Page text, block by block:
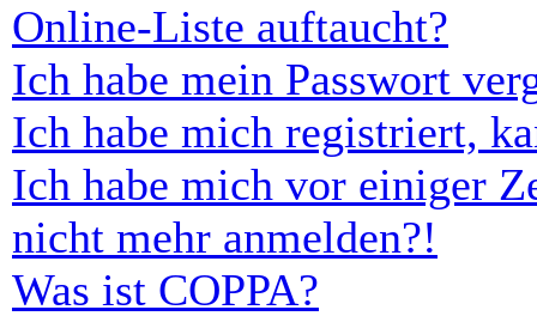
Online-Liste auftaucht?
Ich habe mein Passwort
Ich habe mich registriert,
Ich habe mich vor einiger
nicht mehr anmelden?!
Was ist COPPA?